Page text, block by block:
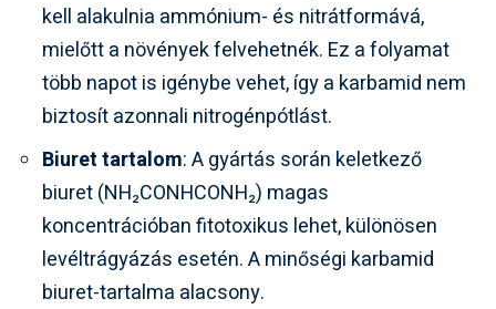
kell alakulnia ammónium- és nitrátformává,
mielőtt a növények felvehetnék. Ez a folyamat
több napot is igénybe vehet, így a karbamid nem
biztosít azonnali nitrogénpótlást.
Biuret tartalom: A gyártás során keletkező
biuret (NH₂CONHCONH₂) magas
koncentrációban fitotoxikus lehet, különösen
levéltrágyázás esetén. A minőségi karbamid
biuret-tartalma alacsony.